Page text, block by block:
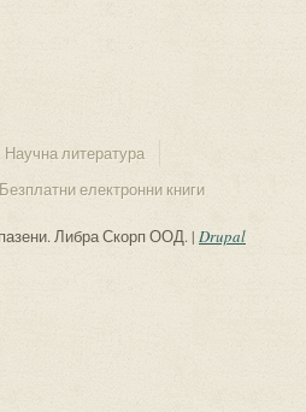
Научна литература
Безплатни електронни книги
Либра Скорп ООД. | Drupal